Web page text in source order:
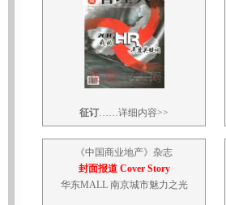
征订……详细内容>>
《中国商业地产》杂志
封面报道 Cover Story
华东MALL 南京城市魅力之光